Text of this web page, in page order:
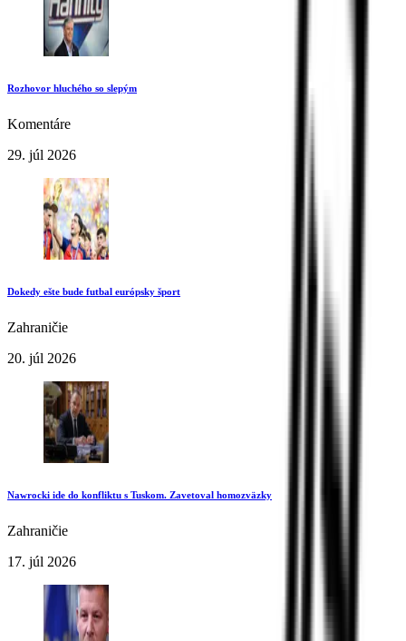
Rozhovor hluchého so slepým
Komentáre
29. júl 2026
Dokedy ešte bude futbal európsky šport
Zahraničie
20. júl 2026
Nawrocki ide do konfliktu s Tuskom. Zavetoval homozväzky
Zahraničie
17. júl 2026